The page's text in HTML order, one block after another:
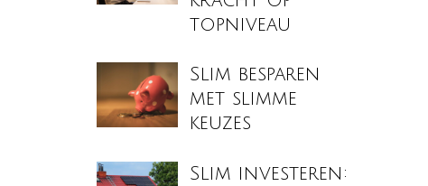
topniveau
Slim besparen
met slimme
keuzes
Slim investeren: